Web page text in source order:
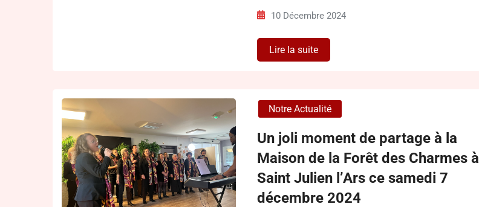
10 Décembre 2024
Lire la suite
Notre Actualité
Un joli moment de partage à la
Maison de la Forêt des Charmes à
Saint Julien l’Ars ce samedi 7
décembre 2024